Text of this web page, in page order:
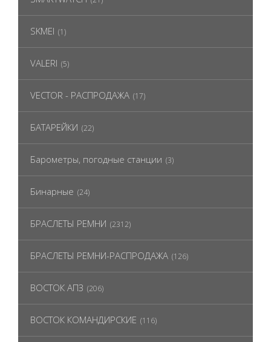
SKMEI (1)
VALERI (5)
VECTOR - РАСПРОДАЖА (17)
БАТАРЕЙКИ (22)
Барометры, погодные станции (3)
Бинарные (24)
БРАСЛЕТЫ РЕМНИ (2312)
БРАСЛЕТЫ РЕМНИ-РАСПРОДАЖА (126)
ВОСТОК АПЗ (206)
ВОСТОК КОМАНДИРСКИЕ (116)